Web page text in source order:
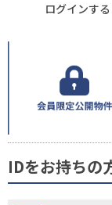
ログインす
IDをお持ちの